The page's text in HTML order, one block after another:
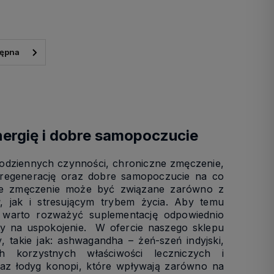
i dobre samopoczucie
czynności, chroniczne zmęczenie,
oraz dobre samopoczucie na co
zmęczenie może być związane zarówno z
jak i stresującym trybem życia. Aby temu
rozważyć suplementację odpowiednio
na uspokojenie. W ofercie naszego sklepu
jak: ashwagandha – żeń-szeń indyjski,
korzystnych właściwości leczniczych i
łodyg konopi, które wpływają zarówno na